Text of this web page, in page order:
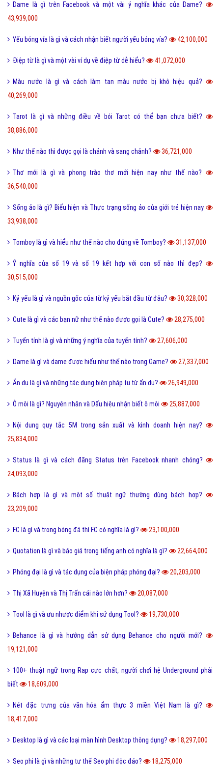
Dame là gì trên Facebook và một vài ý nghĩa khác của Dame?
43,939,000
Yếu bóng vía là gì và cách nhận biết người yếu bóng vía? 42,100,000
Điệp từ là gì và một vài ví dụ về điệp từ dễ hiểu? 41,072,000
Màu nước là gì và cách làm tan màu nước bị khô hiệu quả?
40,269,000
Tarot là gì và những điều về bói Tarot có thể bạn chưa biết?
38,886,000
Như thế nào thì được gọi là chảnh và sang chảnh? 36,721,000
Thơ mới là gì và phong trào thơ mới hiện nay như thế nào?
36,540,000
Sống ảo là gì? Biểu hiện và Thực trạng sống ảo của giới trẻ hiện nay
33,938,000
Tomboy là gì và hiểu như thế nào cho đúng về Tomboy? 31,137,000
Ý nghĩa của số 19 và số 19 kết hợp với con số nào thì đẹp?
30,515,000
Kỷ yếu là gì và nguồn gốc của từ kỷ yếu bắt đầu từ đâu? 30,328,000
Cute là gì và các bạn nữ như thế nào được gọi là Cute? 28,275,000
Tuyến tính là gì và những ý nghĩa của tuyến tính? 27,606,000
Dame là gì và dame được hiểu như thế nào trong Game? 27,337,000
Ẩn dụ là gì và những tác dụng biện pháp tu từ ẩn dụ? 26,949,000
Ô môi là gì? Nguyên nhân và Dấu hiệu nhận biết ô môi 25,887,000
Nội dung quy tắc 5M trong sản xuất và kinh doanh hiện nay?
25,834,000
Status là gì và cách đăng Status trên Facebook nhanh chóng?
24,093,000
Bách hợp là gì và một số thuật ngữ thường dùng bách hợp?
23,209,000
FC là gì và trong bóng đá thì FC có nghĩa là gì? 23,100,000
Quotation là gì và báo giá trong tiếng anh có nghĩa là gì? 22,664,000
Phóng đại là gì và tác dụng của biện pháp phóng đại? 20,203,000
Thị Xã Huyện và Thị Trấn cái nào lớn hơn? 20,087,000
Tool là gì và ưu nhược điểm khi sử dụng Tool? 19,730,000
Behance là gì và hướng dẫn sử dụng Behance cho người mới?
19,121,000
100+ thuật ngữ trong Rap cực chất, người chơi hệ Underground phải
biết
18,609,000
Nét đặc trưng của văn hóa ẩm thực 3 miền Việt Nam là gì?
18,417,000
Desktop là gì và các loại màn hình Desktop thông dụng? 18,297,000
Seo phi là gì và những tư thế Seo phi độc đáo? 18,275,000